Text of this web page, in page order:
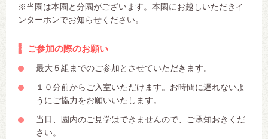
※当園は本園と分園がございます。本園にお越しいただきイ
ンターホンでお知らせください。
ご参加の際のお願い
最大５組までのご参加とさせていただきます。
１０分前からご入室いただけます。お時間に遅れないよ
うにご協力をお願いいたします。
当日、園内のご見学はできませんので、ご承知おきくだ
さい。